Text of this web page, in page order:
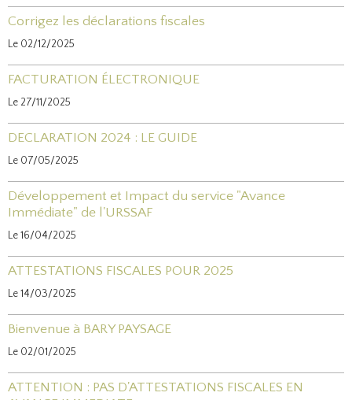
Corrigez les déclarations fiscales
Le 02/12/2025
FACTURATION ÉLECTRONIQUE
Le 27/11/2025
DECLARATION 2024 : LE GUIDE
Le 07/05/2025
Développement et Impact du service "Avance
Immédiate" de l'URSSAF
Le 16/04/2025
ATTESTATIONS FISCALES POUR 2025
Le 14/03/2025
Bienvenue à BARY PAYSAGE
Le 02/01/2025
ATTENTION : PAS D'ATTESTATIONS FISCALES EN